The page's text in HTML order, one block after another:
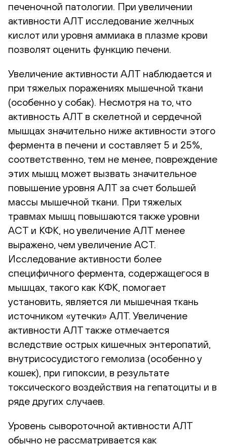
печеночной патологии. При увеличении
активности АЛТ исследование желчных
кислот или уровня аммиака в плазме крови
позволят оценить функцию печени.
Увеличение активности АЛТ наблюдается и
при тяжелых поражениях мышечной ткани
(особенно у собак). Несмотря на то, что
активность АЛТ в скелетной и сердечной
мышцах значительно ниже активности этого
фермента в печени и составляет 5 и 25%,
соответственно, тем не менее, повреждение
этих мышц может вызвать значительное
повышение уровня АЛТ за счет большей
массы мышечной ткани. При тяжелых
травмах мышц повышаются также уровни
АСТ и КФК, но увеличение АЛТ менее
выражено, чем увеличение АСТ.
Исследование активности более
специфичного фермента, содержащегося в
мышцах, такого как КФК, помогает
установить, является ли мышечная ткань
источником «утечки» АЛТ. Увеличение
активности АЛТ также отмечается
вследствие острых кишечных энтеропатий,
внутрисосудистого гемолиза (особенно у
кошек), при гипоксии, в результате
токсического воздействия на гепатоциты и в
ряде других случаев.
Уровень сывороточной активности АЛТ
обычно не рассматривается как